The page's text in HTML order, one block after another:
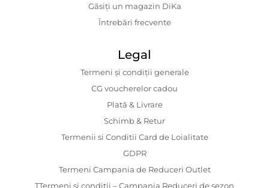
Găsiți un magazin DiKa
Întrebări frecvente
Legal
Termeni și condiții generale
CG voucherelor cadou
Plată & Livrare
Schimb & Retur
Termenii si Conditii Card de Loialitate
GDPR
Termeni Campania de Reduceri Outlet
TTermeni și condiții – Campania Reduceri de sezon